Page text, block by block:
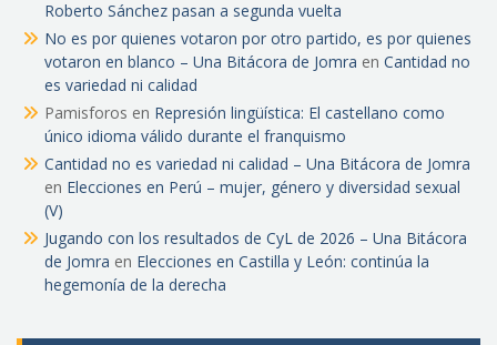
Roberto Sánchez pasan a segunda vuelta
No es por quienes votaron por otro partido, es por quienes
votaron en blanco – Una Bitácora de Jomra en Cantidad no
es variedad ni calidad
Pamisforos en Represión lingüística: El castellano como
único idioma válido durante el franquismo
Cantidad no es variedad ni calidad – Una Bitácora de Jomra
en Elecciones en Perú – mujer, género y diversidad sexual
(V)
Jugando con los resultados de CyL de 2026 – Una Bitácora
de Jomra en Elecciones en Castilla y León: continúa la
hegemonía de la derecha